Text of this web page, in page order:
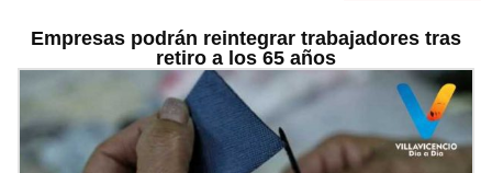
Empresas podrán reintegrar trabajadores tras
retiro a los 65 años